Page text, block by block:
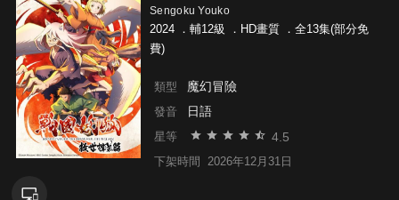
Sengoku Youko
2024 ． 輔12級
．HD畫質 ．全13集(部分免
費)
類型 魔幻冒險
發音 日語
星等 4.5
下架時間 2026年12月31日